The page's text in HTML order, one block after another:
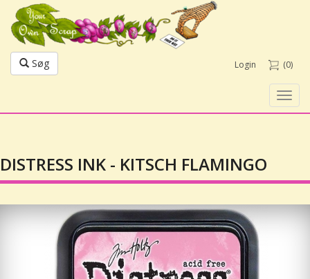
Søg Login (0)
DISTRESS INK - KITSCH FLAMINGO